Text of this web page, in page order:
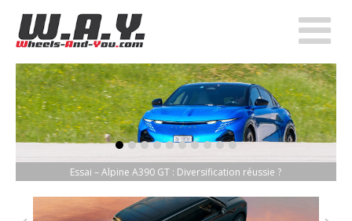
Essai – Alpine A390 GT : Diversification réussie ?
item-0
item-1
item-2
item-3
item-4
item-5
item-6
item-7
item-8
item-9